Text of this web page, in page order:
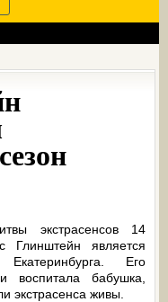
экстрасенсов 14
Глинштейн является
Екатеринбурга. Его
воспитала бабушка,
экстрасенса живы.